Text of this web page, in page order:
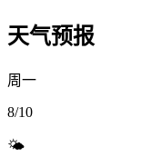
天气预报
周一
8/10
🌤️